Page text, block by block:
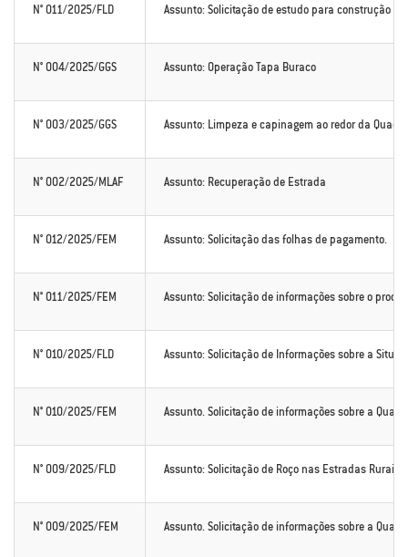
N° 011/2025/FLD Assunto: Solicitação de estudo para construção
N° 004/2025/GGS Assunto: Operação Tapa Buraco
N° 003/2025/GGS Assunto: Limpeza e capinagem ao redor da
N° 002/2025/MLAF Assunto: Recuperação de Estrada
N° 012/2025/FEM Assunto: Solicitação das folhas de pagamento.
N° 011/2025/FEM Assunto: Solicitação de informações sobre o
N° 010/2025/FLD Assunto: Solicitação de Informações sobre a
N° 010/2025/FEM Assunto. Solicitação de informações sobre a
N° 009/2025/FLD Assunto: Solicitação de Roço nas Estradas Rurais
N° 009/2025/FEM Assunto. Solicitação de informações sobre a